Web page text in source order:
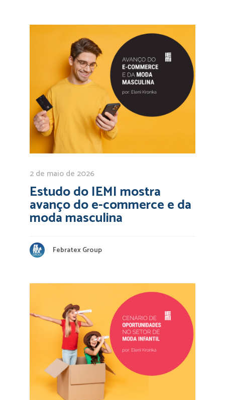
2 de maio de 2026
Estudo do IEMI mostra
avanço do e-commerce e da
moda masculina
Febratex Group